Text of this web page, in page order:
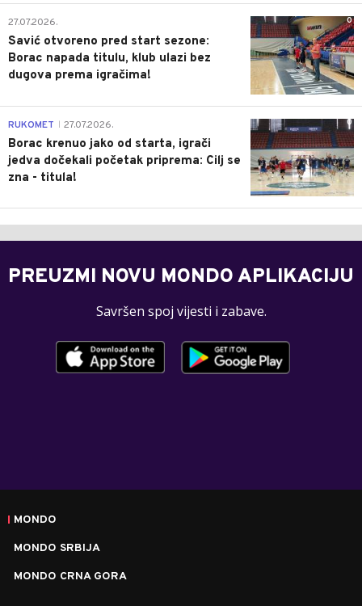
0
27.07.2026.
Savić otvoreno pred start sezone:
Borac napada titulu, klub ulazi bez
dugova prema igračima!
0
RUKOMET 27.07.2026.
Borac krenuo jako od starta, igrači
jedva dočekali početak priprema: Cilj se
zna - titula!
PREUZMI NOVU MONDO APLIKACIJU
Savršen spoj vijesti i zabave.
MONDO
MONDO SRBIJA
MONDO CRNA GORA